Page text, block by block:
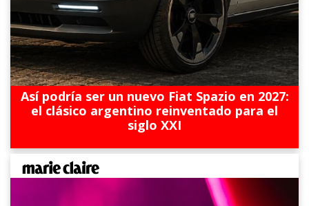
Así podría ser un nuevo Fiat Spazio en 2027:
el clásico argentino reinventado para el
siglo XXI